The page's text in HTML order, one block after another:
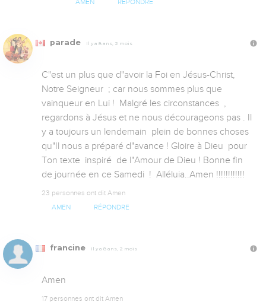
AMEN RÉPONDRE
parade Il y a 8 ans, 2 mois
C"est un plus que d"avoir la Foi en Jésus-Christ,
Notre Seigneur  ; car nous sommes plus que
vainqueur en Lui !  Malgré les circonstances  ,
regardons à Jésus et ne nous décourageons pas . Il
y a toujours un lendemain  plein de bonnes choses
qu"Il nous a préparé d"avance ! Gloire à Dieu  pour
Ton texte  inspiré  de l"Amour de Dieu ! Bonne fin
de journée en ce Samedi  !  Alléluia..Amen !!!!!!!!!!!!
23 personnes ont dit Amen
AMEN RÉPONDRE
francine Il y a 8 ans, 2 mois
Amen
17 personnes ont dit Amen